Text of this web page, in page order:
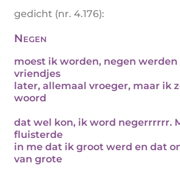
gedicht (nr. 4.176):
Negen
moest ik worden, negen
vriendjes
later, allemaal vroeger, maar ik
woord
dat wel kon, ik word negerrrrrr.
fluisterde
in me dat ik groot werd en dat
van grote